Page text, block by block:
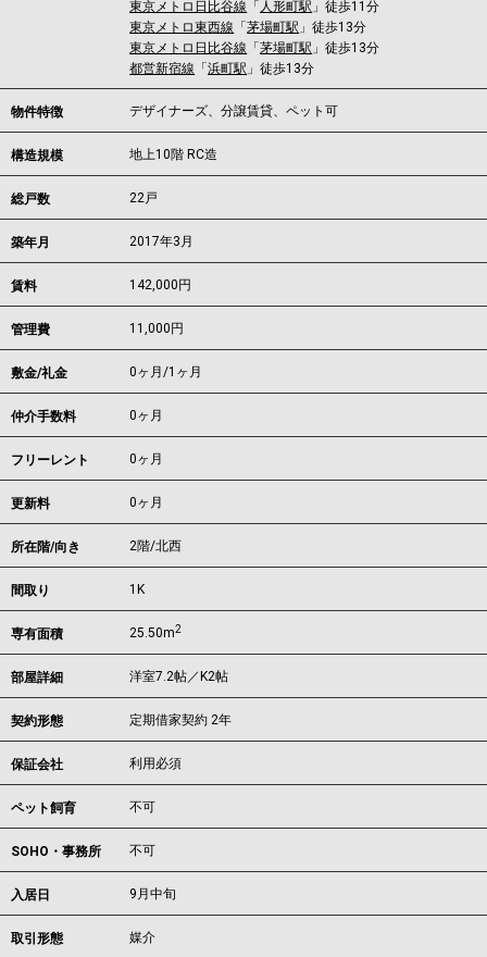
東京メトロ日比谷線 「 人形町駅 」徒歩11分
東京メトロ東西線 「茅場町駅 」徒歩13分
東京メトロ日比谷線 「茅場町駅 」徒歩13分
都営新宿線 「浜町駅 」徒歩13分
物件特徴 デザイナーズ、分譲賃貸、ペット可
構造規模 地上10階 RC造
総戸数 22戸
築年月 2017年3月
賃料 142,000 円
管理費 11,000円
敷金/礼金 0ヶ月/1ヶ月
仲介手数料 0ヶ月
フリーレント 0ヶ月
更新料 0ヶ月
所在階/向き 2階/北西
間取り 1K
専有面積 25.50m2
部屋詳細 洋室7.2帖／K2帖
契約形態 定期借家契約 2年
保証会社 利用必須
ペット飼育 不可
SOHO・事務所 不可
入居日 9月中旬
取引形態 媒介